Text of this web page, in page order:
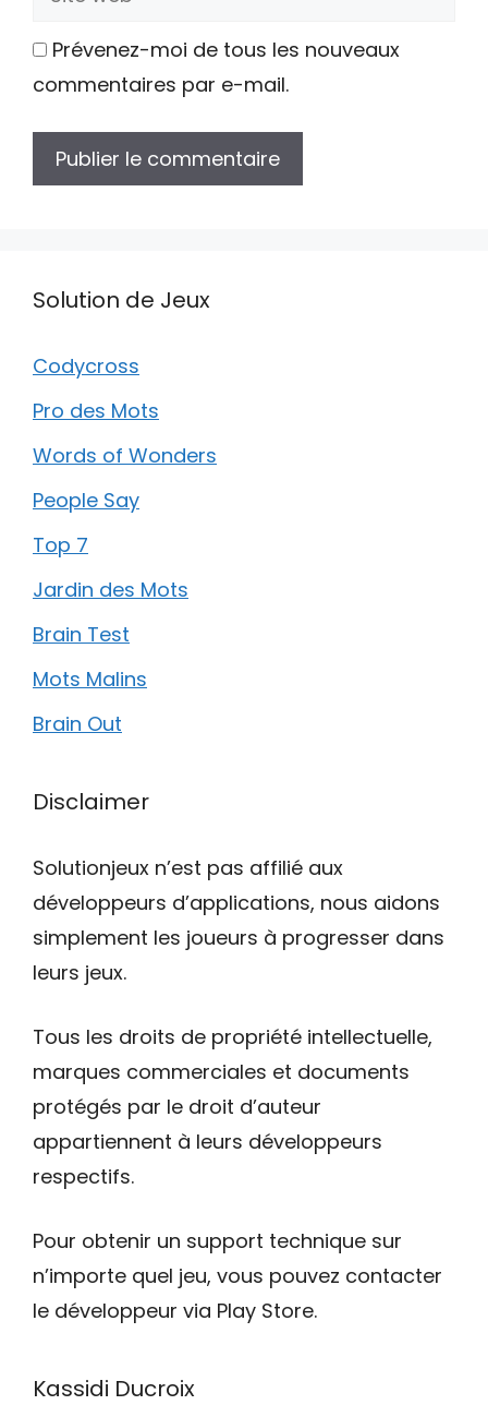
Prévenez-moi de tous les nouveaux
commentaires par e-mail.
Solution de Jeux
Codycross
Pro des Mots
Words of Wonders
People Say
Top 7
Jardin des Mots
Brain Test
Mots Malins
Brain Out
Disclaimer
Solutionjeux n’est pas affilié aux
développeurs d’applications, nous aidons
simplement les joueurs à progresser dans
leurs jeux.
Tous les droits de propriété intellectuelle,
marques commerciales et documents
protégés par le droit d’auteur
appartiennent à leurs développeurs
respectifs.
Pour obtenir un support technique sur
n’importe quel jeu, vous pouvez contacter
le développeur via Play Store.
Kassidi Ducroix